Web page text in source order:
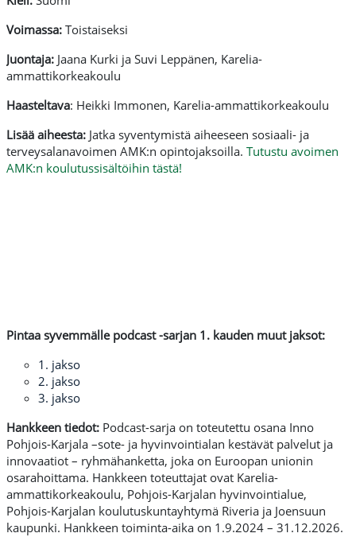
Voimassa: Toistaiseksi
Juontaja: Jaana Kurki ja Suvi Leppänen, Karelia-
ammattikorkeakoulu
Haasteltava: Heikki Immonen, Karelia-ammattikorkeakoulu
Lisää aiheesta: Jatka syventymistä aiheeseen sosiaali- ja
terveysalanavoimen AMK:n opintojaksoilla. Tutustu avoimen
AMK:n koulutussisältöihin tästä!
Pintaa syvemmälle podcast -sarjan 1. kauden muut jaksot:
1. jakso
2. jakso
3. jakso
Hankkeen tiedot: Podcast-sarja on toteutettu osana Inno
Pohjois-Karjala –sote- ja hyvinvointialan kestävät palvelut ja
innovaatiot – ryhmähanketta, joka on Euroopan unionin
osarahoittama. Hankkeen toteuttajat ovat Karelia-
ammattikorkeakoulu, Pohjois-Karjalan hyvinvointialue,
Pohjois-Karjalan koulutuskuntayhtymä Riveria ja Joensuun
kaupunki. Hankkeen toiminta-aika on 1.9.2024 – 31.12.2026.